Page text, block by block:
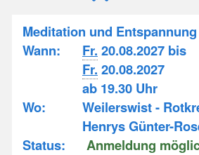
Meditation und
Wann:
Fr. 20.08.2027 bis
Fr. 20.08.2027
ab 19.30 Uhr
Wo:
Weilerswist -
Henrys Günter-
Status:
Anmeldung